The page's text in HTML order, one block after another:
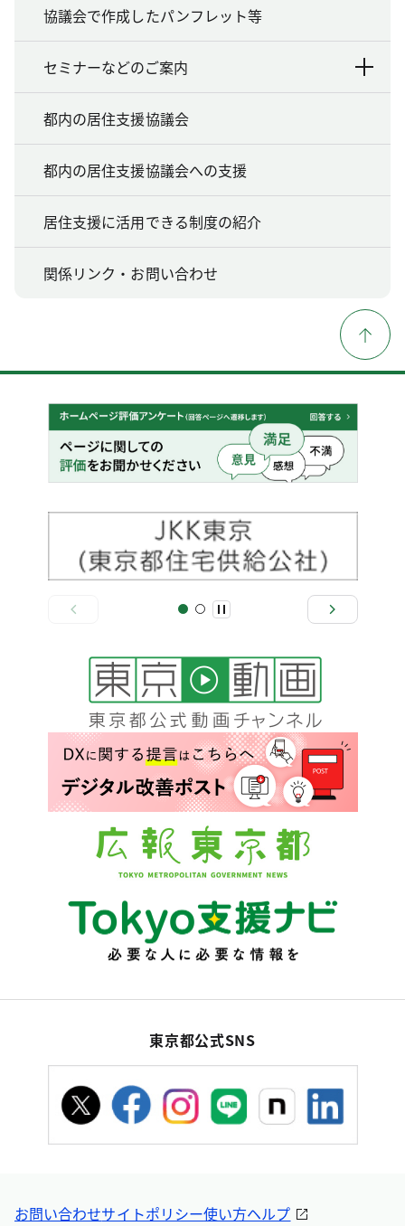
協議会で作成したパンフレット等
セミナーなどのご案内
都内の居住支援協議会
都内の居住支援協議会への支援
居住支援に活用できる制度の紹介
関係リンク・お問い合わせ
東京都公式SNS
お問い合わせサイトポリシー使い方ヘルプ